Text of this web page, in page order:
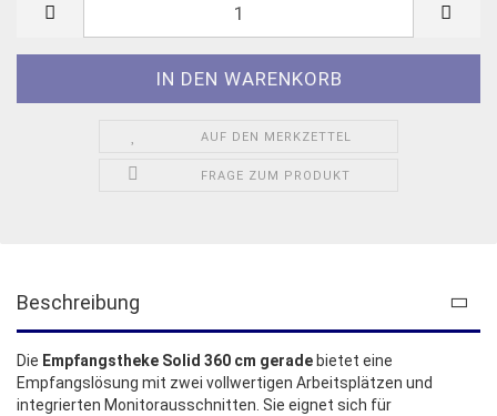
AUF DEN MERKZETTEL
FRAGE ZUM PRODUKT
Beschreibung
Die Empfangstheke Solid 360 cm gerade bietet eine
Empfangslösung mit zwei vollwertigen Arbeitsplätzen und
integrierten Monitorausschnitten. Sie eignet sich für